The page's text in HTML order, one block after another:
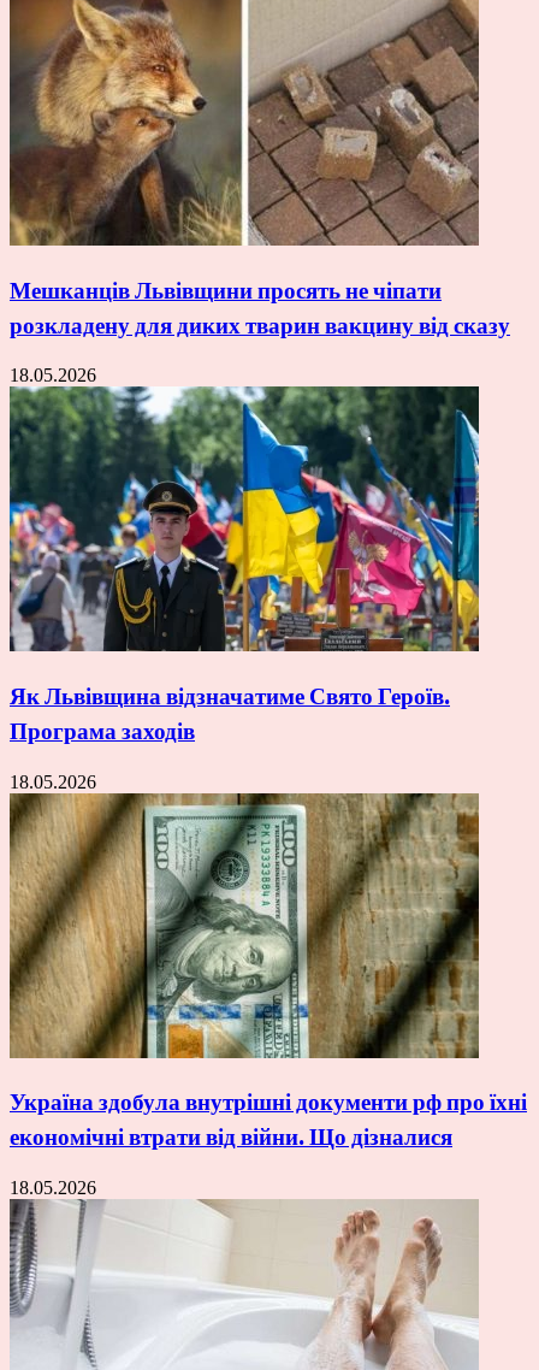
Мешканців Львівщини просять не чіпати
розкладену для диких тварин вакцину від сказу
18.05.2026
Як Львівщина відзначатиме Свято Героїв.
Програма заходів
18.05.2026
Україна здобула внутрішні документи рф про їхні
економічні втрати від війни. Що дізналися
18.05.2026